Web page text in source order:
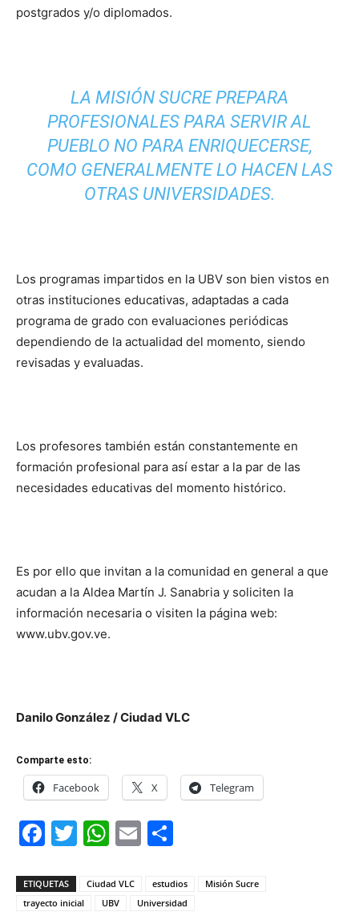
postgrados y/o diplomados.
LA MISIÓN SUCRE PREPARA
PROFESIONALES PARA SERVIR AL
PUEBLO NO PARA ENRIQUECERSE,
COMO GENERALMENTE LO HACEN LAS
OTRAS UNIVERSIDADES.
Los programas impartidos en la UBV son bien vistos en
otras instituciones educativas, adaptadas a cada
programa de grado con evaluaciones periódicas
dependiendo de la actualidad del momento, siendo
revisadas y evaluadas.
Los profesores también están constantemente en
formación profesional para así estar a la par de las
necesidades educativas del momento histórico.
Es por ello que invitan a la comunidad en general a que
acudan a la Aldea Martín J. Sanabria y soliciten la
información necesaria o visiten la página web:
www.ubv.gov.ve.
Danilo González / Ciudad VLC
Comparte esto:
Facebook X Telegram
Facebook
Twitter
WhatsApp
Email
ETIQUETAS Ciudad VLC estudios
Misión Sucre
trayecto inicial
UBV Universidad